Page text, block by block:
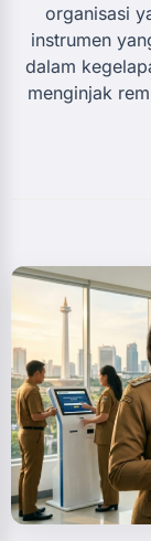
organisasi
instrumen
dalam
menginjak